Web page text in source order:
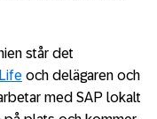
står det
och delägaren och
med SAP lokalt